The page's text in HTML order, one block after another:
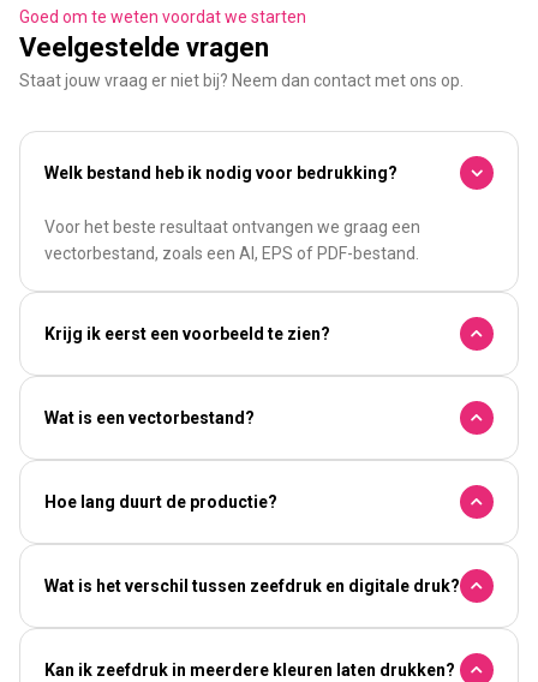
Goed om te weten voordat we starten
Veelgestelde vragen
Staat jouw vraag er niet bij? Neem dan contact met ons op.
Welk bestand heb ik nodig voor bedrukking?
Voor het beste resultaat ontvangen we graag een
vectorbestand, zoals een AI, EPS of PDF-bestand.
Krijg ik eerst een voorbeeld te zien?
Wat is een vectorbestand?
Hoe lang duurt de productie?
Wat is het verschil tussen zeefdruk en digitale druk?
Kan ik zeefdruk in meerdere kleuren laten drukken?